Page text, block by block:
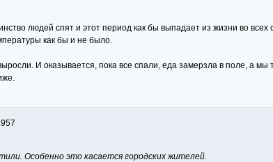
людей спят и этот период как бы выпадает из жизни во
как бы и не было.
И оказывается, пока все спали, еда замерзла в поле, а
Особенно это касается городских жителей.